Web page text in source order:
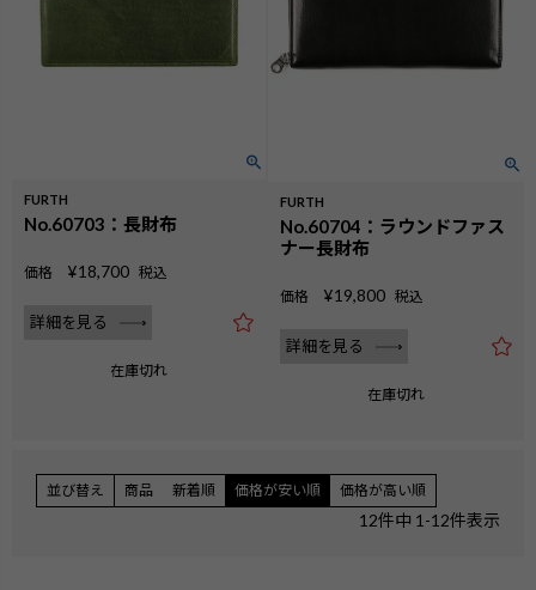
FURTH
No.60703：長財布
価格 ¥18,700 税込
詳細を見る
在庫切れ
FURTH
No.60704：ラウンドファス
ナー長財布
価格 ¥19,800 税込
詳細を見る
在庫切れ
並び替え 商品 新着順 価格が安い順 価格が高い順
12件中 1 -12件表示